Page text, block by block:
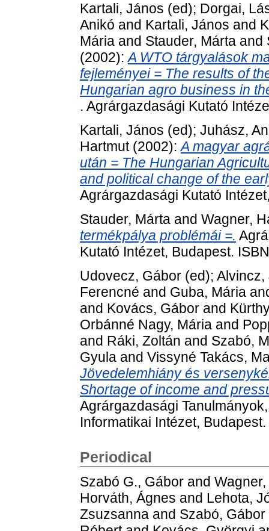
Kartali, János (ed); Dorgai,
Anikó and Kartali, János and
Mária and Stauder, Márta and
(2002):A WTO tárgyalások
fejleményei = The results of
Hungarian agro business in
. Agrárgazdasági Kutató
Kartali, János (ed); Juhász,
Hartmut(2002):A magyar
után = The Hungarian
and political change of the
Agrárgazdasági Kutató
Stauder, Márta and Wagner,
termékpálya problémái =.
Kutató Intézet, Budapest.
Udovecz, Gábor (ed); Alvincz,
Ferencné and Guba, Mária
and Kovács, Gábor and
Orbánné Nagy, Mária and
and Ráki, Zoltán and Szabó,
Gyula and Vissyné Takács,
Jövedelemhiány és
Shortage of income and
Agrárgazdasági
Informatikai Intézet,
Periodical
Szabó G., Gábor and
Horváth, Ágnes and Lehota,
Zsuzsanna and Szabó, Gábor